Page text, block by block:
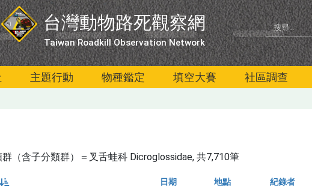
台灣動物路死觀察網
Taiwan Roadkill Observation Network
主題行動 物種鑑定 填空大賽 社區調查
群（含子分類群）＝叉舌蛙科 Dicroglossidae, 共7,710筆
日期 地點 紀錄者